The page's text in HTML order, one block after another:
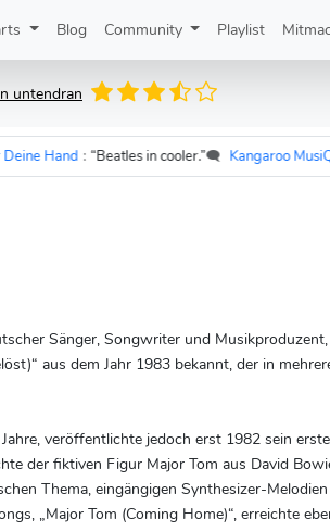
Blog Community Playlist
untendran
: “Beatles in cooler.”🗨️ Kangaroo MusiQue zu Udo
Sänger, Songwriter und
aus dem Jahr 1983 bekannt, der in
veröffentlichte jedoch erst 1982 sein
der fiktiven Figur Major Tom aus David
Thema, eingängigen Synthesizer-
„Major Tom (Coming Home)“, erreichte